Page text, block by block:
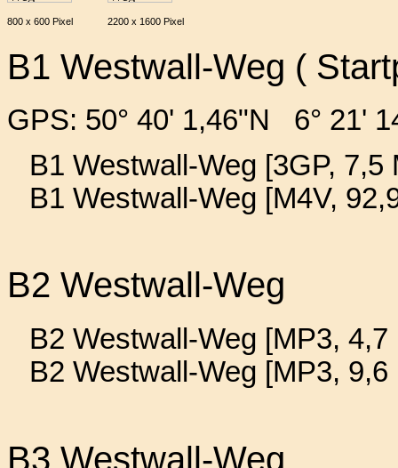
800 x 600 Pixel 2200 x 1600 Pixel
B1 Westwall-Weg (
GPS: 50° 40' 1,46"N 6° 21'
B1 Westwall-Weg [3GP, 7,5
B1 Westwall-Weg [M4V,
B2 Westwall-Weg
B2 Westwall-Weg [MP3, 4,7
B2 Westwall-Weg [MP3,
B3 Westwall-Weg